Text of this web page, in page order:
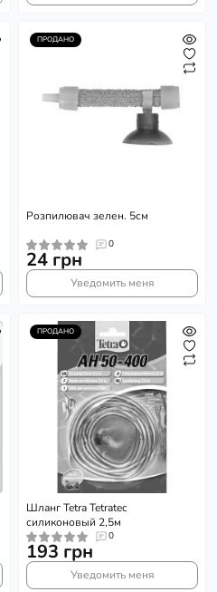
ПРОДАНО
Розпилювач зелен. 5см
0
24 грн
Уведомить меня
ПРОДАНО
Шланг Tetra Tetratec
силиконовый 2,5м
0
193 грн
Уведомить меня